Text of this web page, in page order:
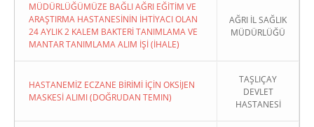
MÜDÜRLÜĞÜMÜZE BAĞLI AĞRI EĞİTİM VE
ARAŞTIRMA HASTANESİNİN İHTİYACI OLAN
24 AYLIK 2 KALEM BAKTERİ TANIMLAMA VE
MANTAR TANIMLAMA ALIM İŞİ (İHALE)
AĞRI İL SAĞLIK
MÜDÜRLÜĞÜ
HASTANEMİZ ECZANE BİRİMİ İÇİN OKSİJEN
MASKESİ ALIMI (DOĞRUDAN TEMIN)
TAŞLIÇAY
DEVLET
HASTANESİ